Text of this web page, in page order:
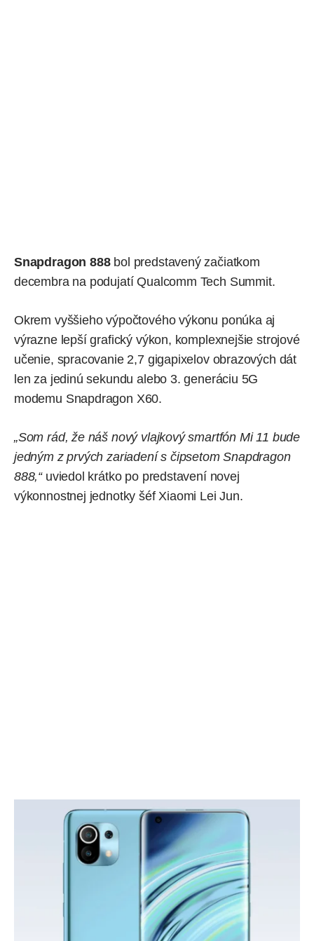
Snapdragon 888bol predstavenýzačiatkom
decembra na podujatí Qualcomm Tech Summit.
Okrem vyššieho výpočtového výkonu ponúka aj
výrazne lepší grafický výkon, komplexnejšie strojové
učenie, spracovanie 2,7 gigapixelov obrazových dát
len za jedinú sekundu alebo 3. generáciu 5G
modemu Snapdragon X60.
„Som rád, že náš nový vlajkový smartfón Mi 11 bude
jedným z prvých zariadení s čipsetom Snapdragon
888,“uviedol krátko po predstavení novej
výkonnostnej jednotky šéf Xiaomi Lei Jun.